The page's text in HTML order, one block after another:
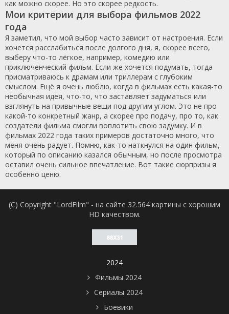
как можно скорее. Но это скорее редкость.
Мои критерии для выбора фильмов 2022
года
Я заметил, что мой выбор часто зависит от настроения. Если
хочется расслабиться после долгого дня, я, скорее всего,
выберу что-то лёгкое, например, комедию или
приключенческий фильм. Если же хочется подумать, тогда
присматриваюсь к драмам или триллерам с глубоким
смыслом. Ещё я очень люблю, когда в фильмах есть какая-то
необычная идея, что-то, что заставляет задуматься или
взглянуть на привычные вещи под другим углом. Это не про
какой-то конкретный жанр, а скорее про подачу, про то, как
создатели фильма смогли воплотить свою задумку. И в
фильмах 2022 года таких примеров достаточно много, что
меня очень радует. Помню, как-то наткнулся на один фильм,
который по описанию казался обычным, но после просмотра
оставил очень сильное впечатление. Вот такие сюрпризы я
особенно ценю.
(C) Copyright "LordFilm" - на сайте 32.564 картины с хорошим
HD качеством.
2024
Фильмы 2024
Сериалы 2024
Боевики